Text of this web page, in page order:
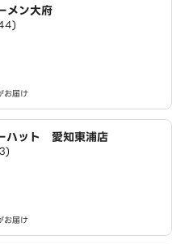
メン大府
お届け
ハット 愛知東浦店
お届け